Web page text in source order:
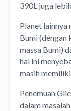
390L juga
Planet lainnya
Bumi (dengan
massa Bumi)
hal ini
masih
Penemuan
dalam